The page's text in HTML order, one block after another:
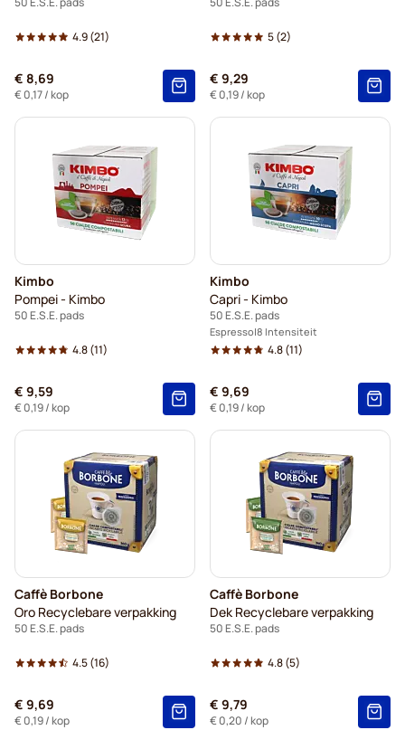
4.9(21)
€ 8,69
€ 0,17/ kop
5(2)
€ 9,29
€ 0,19/ kop
Kimbo
Pompei - Kimbo
50 E.S.E. pads
4.8(11)
€ 9,59
€ 0,19/ kop
Kimbo
Capri - Kimbo
50 E.S.E. pads
Espresso 8 Intensiteit
4.8(11)
€ 9,69
€ 0,19/ kop
Caffè Borbone
Oro Recyclebare verpakking
50 E.S.E. pads
4.5(16)
€ 9,69
€ 0,19/ kop
Caffè Borbone
Dek Recyclebare verpakking
50 E.S.E. pads
4.8(5)
€ 9,79
€ 0,20 / kop